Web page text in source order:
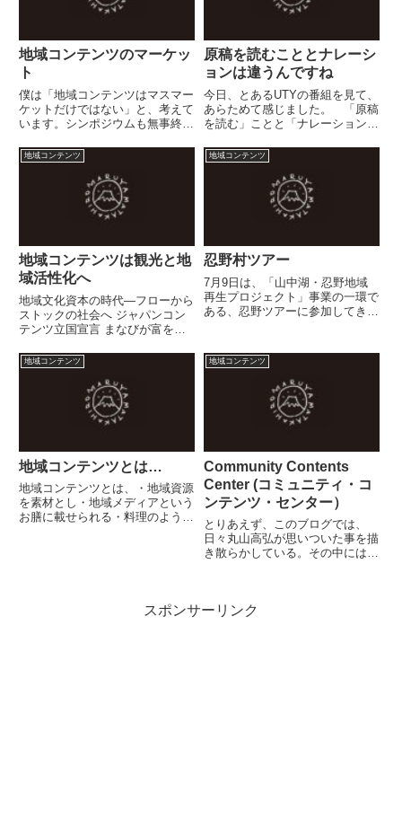
地域コンテンツのマーケッ
ト
僕は「地域コンテンツはマスマー
ケットだけではない」と、考えて
います。シンポジウムも無事終了
手に注目（？）が集まりそうで
す。ただ、昨日のシンポジウムで
は、政策側、放送局や新聞社側と
どちらかといえば、コンテンツを
原稿を読むこととナレーシ
ョンは違うんですね
今日、とあるUTYの番組を見て、
あらためて感じました。 「原稿
を読む」ことと「ナレーション」
で、これほどはっきりわかるとい
うのも、凄いですね。※やっぱり
来年は、あの勉強をしておこうか
な....【参考】 2008年...
地域コンテンツ
地域コンテンツは観光と地
域活性化へ
地域文化資本の時代―フローから
ストックの社会へ ジャパンコン
テンツ立国宣言 まなびが富を創
究所 まち歩きが観光を変える―
長崎さるく博プロデューサー・ノ
ート茶谷 幸治 / 学芸出版社 祭旅
市場―イベントツーリ...
地域コンテンツ
忍野村ツアー
7月9日は、「山中湖・忍野地域
再生プロジェクト」事業の一環で
ある、忍野ツアーに参加してきま
ぁ。
地域コンテンツ
地域コンテンツとは…
地域コンテンツとは、・地域資源
を素材とし・地域メディアという
お膳に載せられる・料理のような
地域コンテンツ
Community Contents
Center (コミュニティ・コ
ンテンツ・センター）
とりあえず、このブログでは、
日々丸山高弘が思いついた事を描
き散らかしている。その中には、
コンセプトメイキングやら、時に
スポンサーリンク